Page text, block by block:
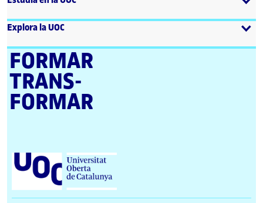
Explora la UOC
FORMAR
TRANS­
FORMAR
U
e